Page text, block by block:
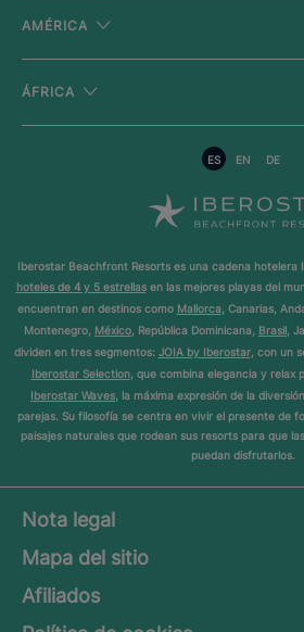
AMÉRICA
ÁFRICA
ES EN DE
Iberostar Beachfront Resorts es una cadena hotelera
hoteles de 4 y 5 estrellasen las mejores playas del
encuentran en destinos como Mallorca, Canarias,
Montenegro, México, República Dominicana, Brasil,
dividen en tres segmentos: JOIA by Iberostar, con un
Iberostar Selection, que combina elegancia y relax
Iberostar Waves, la máxima expresión de la
parejas. Su filosofía se centra en vivir el presente de
paisajes naturales que rodean sus resorts para que
puedan disfrutarlos.
Nota legal
Mapa del sitio
Afiliados